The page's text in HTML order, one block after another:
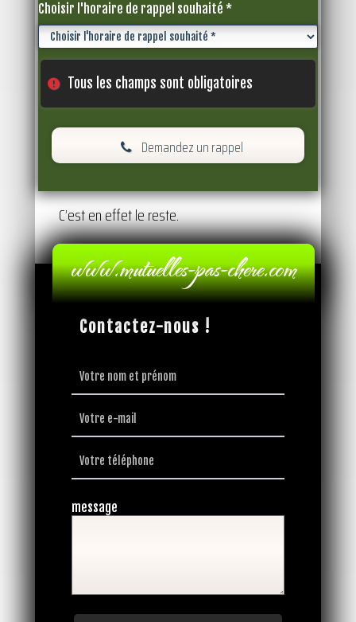
Choisir l'horaire de rappel souhaité *
Tous les champs sont obligatoires
Demandez un rappel
C’est en effet le reste.
Contactez-nous !
message